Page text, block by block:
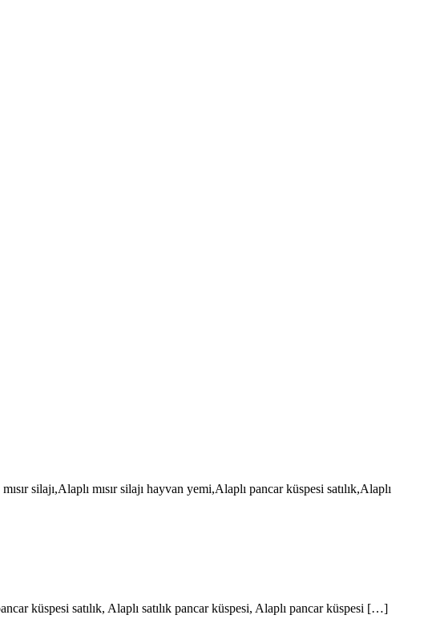
silajı,Alaplı mısır silajı hayvan yemi,Alaplı pancar küspesi satılık,Alaplı
küspesi satılık, Alaplı satılık pancar küspesi, Alaplı pancar küspesi […]